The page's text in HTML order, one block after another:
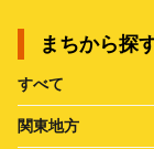
まちから探
すべて
関東地方